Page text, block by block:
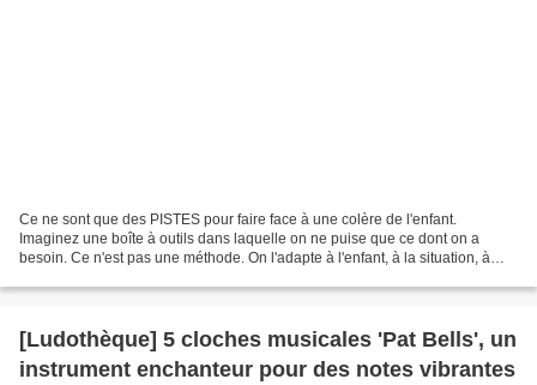
Ce ne sont que des PISTES pour faire face à une colère de l'enfant.
Imaginez une boîte à outils dans laquelle on ne puise que ce dont on a
besoin. Ce n'est pas une méthode. On l'adapte à l'enfant, à la situation, à
[Ludothèque] 5 cloches musicales 'Pat Bells', un
instrument enchanteur pour des notes vibrantes